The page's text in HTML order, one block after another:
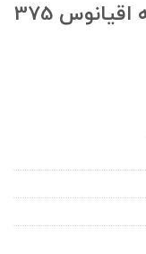
اسپری هوا هوم فرش با رایحه اقیانوس 375